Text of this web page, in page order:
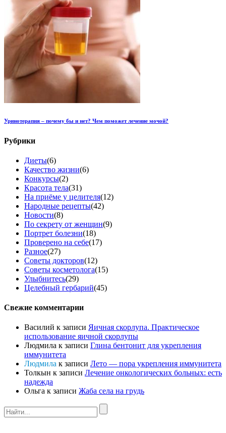
Уринотерапия – почему бы и нет? Чем поможет лечение мочой?
Рубрики
Диеты(6)
Качество жизни(6)
Конкурсы(2)
Красота тела(31)
На приёме у целителя(12)
Народные рецепты(42)
Новости(8)
По секрету от женщин(9)
Портрет болезни(18)
Проверено на себе(17)
Разное(27)
Советы докторов(12)
Советы косметолога(15)
Улыбнитесь(29)
Целебный гербарий(45)
Свежие комментарии
Василий к записи Яичная скорлупа. Практическое
использование яичной скорлупы
Людмила к записи Глина бентонит для укрепления
иммунитета
Людмила к записи Лето — пора укрепления иммунитета
Толкын к записи Лечение онкологических больных: есть
надежда
Ольга к записи Жаба села на грудь